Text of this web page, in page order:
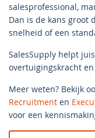
salesprofessional,
Dan is de kans groot
snelheid of een
SalesSupply helpt
overtuigingskracht
Meer weten? Bekijk
Recruitment en
voor een